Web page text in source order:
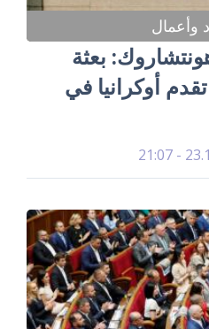
وأعمال
بعثة
أوكرانيا في